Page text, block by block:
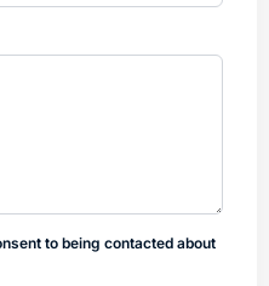
to being contacted about